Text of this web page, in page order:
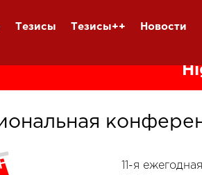
Тезисы Тезисы++ Новости
11-я